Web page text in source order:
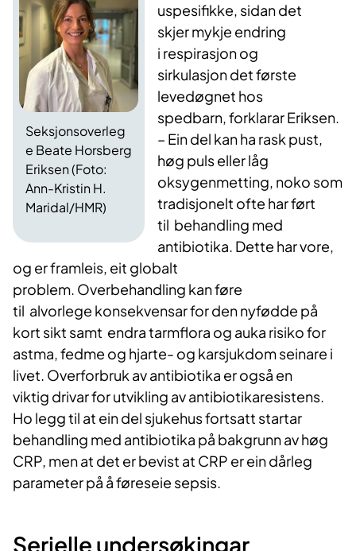
Seksjonsoverleg
e Beate Horsberg
Eriksen (Foto:
Ann-Kristin H.
Maridal/HMR)
uspesifikke, sidan det
skjer mykje endring
i respirasjon og
sirkulasjon det første
levedøgnet hos
spedbarn, forklarar Eriksen.
– Ein del kan ha rask pust,
høg puls eller låg
oksygenmetting, noko som
tradisjonelt ofte har ført
til behandling med
antibiotika. Dette har vore,
og er framleis, eit globalt
problem. Overbehandling kan føre
til alvorlege konsekvensar for den nyfødde på
kort sikt samt endra tarmflora og auka risiko for
astma, fedme og hjarte- og karsjukdom seinare i
livet. Overforbruk av antibiotika er også en
viktig drivar for utvikling av antibiotikaresistens.
Ho legg til at ein del sjukehus fortsatt startar
behandling med antibiotika på bakgrunn av høg
CRP, men at det er bevist at CRP er ein dårleg
parameter på å føreseie sepsis.
Serielle undersøkingar